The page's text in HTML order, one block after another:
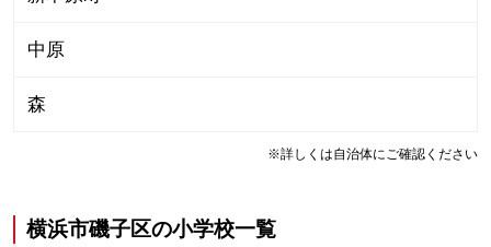
中原
森
※詳しくは自治体にご確認ください
横浜市磯子区の小学校一覧